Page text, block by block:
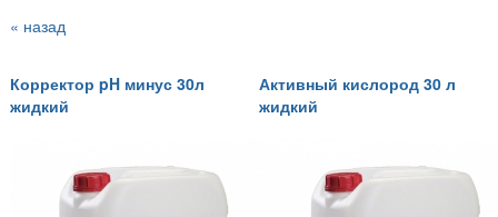
« назад
Корректор pH минус 30л
жидкий
Активный кислород 30 л
жидкий